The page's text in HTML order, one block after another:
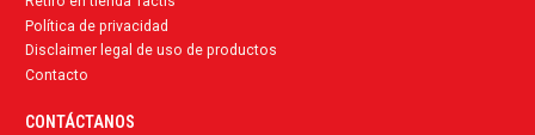
Política de privacidad
Disclaimer legal de uso de productos
Contacto
CONTÁCTANOS